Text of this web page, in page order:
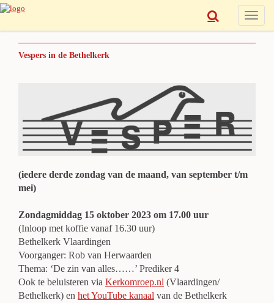
Toggle
Vespers in de Bethelkerk
(iedere derde zondag van de maand, van september t/m
mei)
Zondagmiddag 15 oktober 2023 om 17.00 uur
(Inloop met koffie vanaf 16.30 uur)
Bethelkerk Vlaardingen
Voorganger: Rob van Herwaarden
Thema: ‘De zin van alles……’ Prediker 4
Ook te beluisteren via Kerkomroep.nl (Vlaardingen/
Bethelkerk) en het YouTube kanaal van de Bethelkerk